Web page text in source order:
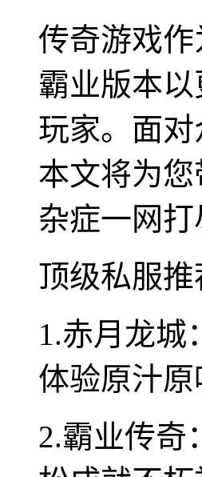
传奇游戏
霸业版本
玩家。面
本文将为
杂症一网
顶级私服推
1.赤月龙城
体验原汁
2.霸业传奇